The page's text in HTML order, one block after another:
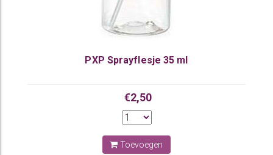
PXP Sprayflesje 35 ml
€2,50
Toevoegen